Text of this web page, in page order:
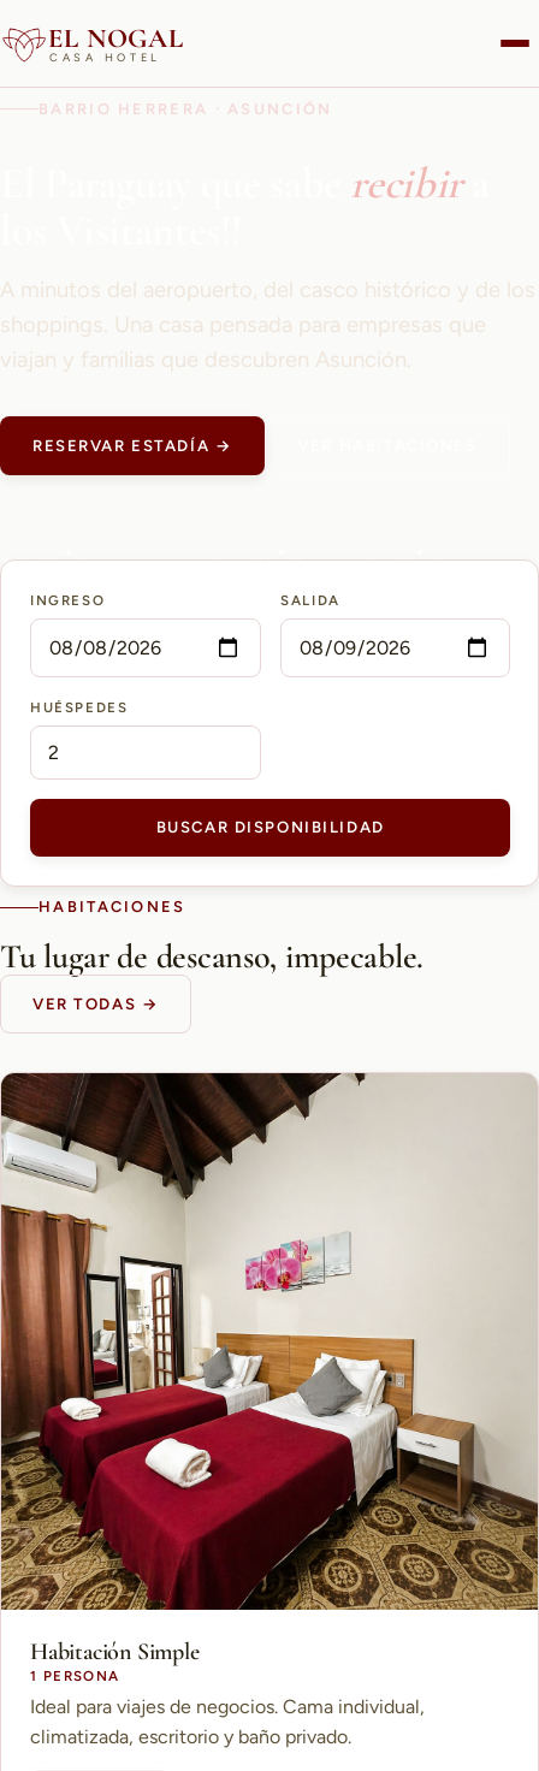
EL NOGAL
CASA HOTEL
BARRIO HERRERA · ASUNCIÓN
recibira
A minutos del aeropuerto, del casco histórico y de los
shoppings. Una casa pensada para empresas que
viajan y familias que descubren Asunción.
RESERVAR ESTADÍA →
15 min
AEROPUERTO PETTIROSSI
10 min
CASCO HISTÓRICO
5 min
INGRESO SALIDA
HUÉSPEDES
BUSCAR DISPONIBILIDAD
HABITACIONES
Tu lugar de descanso, impecable.
VER TODAS →
Habitación Simple
1 PERSONA
Ideal para viajes de negocios. Cama individual,
climatizada, escritorio y baño privado.